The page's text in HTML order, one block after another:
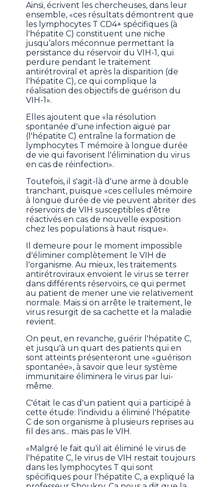
Ainsi, écrivent les chercheuses, dans leur
ensemble, «ces résultats démontrent que
les lymphocytes T CD4+ spécifiques (à
l'hépatite C) constituent une niche
jusqu’alors méconnue permettant la
persistance du réservoir du VIH-1, qui
perdure pendant le traitement
antirétroviral et après la disparition (de
l'hépatite C), ce qui complique la
réalisation des objectifs de guérison du
VIH-1».
Elles ajoutent que «la résolution
spontanée d'une infection aiguë par
(l'hépatite C) entraîne la formation de
lymphocytes T mémoire à longue durée
de vie qui favorisent l'élimination du virus
en cas de réinfection».
Toutefois, il s'agit-là d'une arme à double
tranchant, puisque «ces cellules mémoire
à longue durée de vie peuvent abriter des
réservoirs de VIH susceptibles d'être
réactivés en cas de nouvelle exposition
chez les populations à haut risque».
Il demeure pour le moment impossible
d'éliminer complètement le VIH de
l'organisme. Au mieux, les traitements
antirétroviraux envoient le virus se terrer
dans différents réservoirs, ce qui permet
au patient de mener une vie relativement
normale. Mais si on arrête le traitement, le
virus resurgit de sa cachette et la maladie
revient.
On peut, en revanche, guérir l'hépatite C,
et jusqu'à un quart des patients qui en
sont atteints présenteront une «guérison
spontanée», à savoir que leur système
immunitaire éliminera le virus par lui-
même.
C'était le cas d'un patient qui a participé à
cette étude: l'individu a éliminé l'hépatite
C de son organisme à plusieurs reprises au
fil des ans... mais pas le VIH.
«Malgré le fait qu'il ait éliminé le virus de
l'hépatite C, le virus de VIH restait toujours
dans les lymphocytes T qui sont
spécifiques pour l'hépatite C, a expliqué la